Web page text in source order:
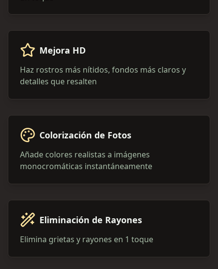
Mejora HD
Haz rostros más nítidos, fondos más claros y
detalles que resalten
Colorización de Fotos
Añade colores realistas a imágenes
monocromáticas instantáneamente
Eliminación de Rayones
Elimina grietas y rayones en 1 toque